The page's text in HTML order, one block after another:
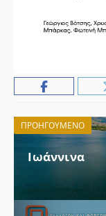
ΠΡΟΗΓΟΎΜΕΝΟ
Ιωάννινα